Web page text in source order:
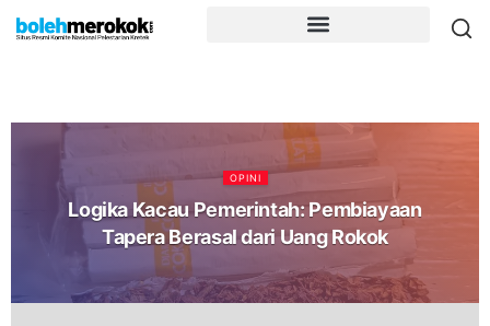
OPINI
Logika Kacau Pemerintah: Pembiayaan
Tapera Berasal dari Uang Rokok